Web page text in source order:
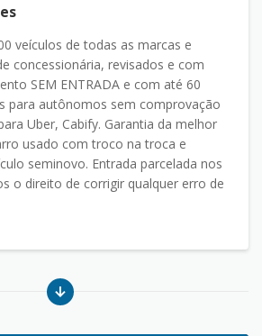
veículos de todas as marcas e
concessionária, revisados e com
SEM ENTRADA e com até 60
para autônomos sem comprovação
Uber, Cabify. Garantia da melhor
usado com troco na troca e
seminovo. Entrada parcelada nos
o direito de corrigir qualquer erro de